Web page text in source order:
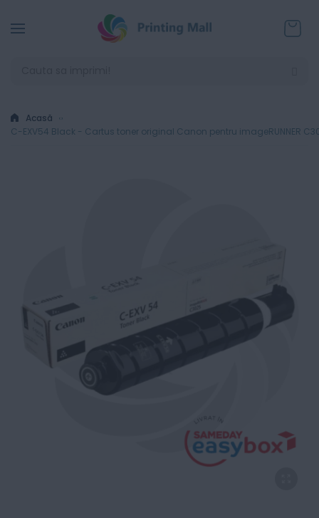
Acasă
C-EXV54 Black - Cartus toner original Canon pentru imageRUNNER